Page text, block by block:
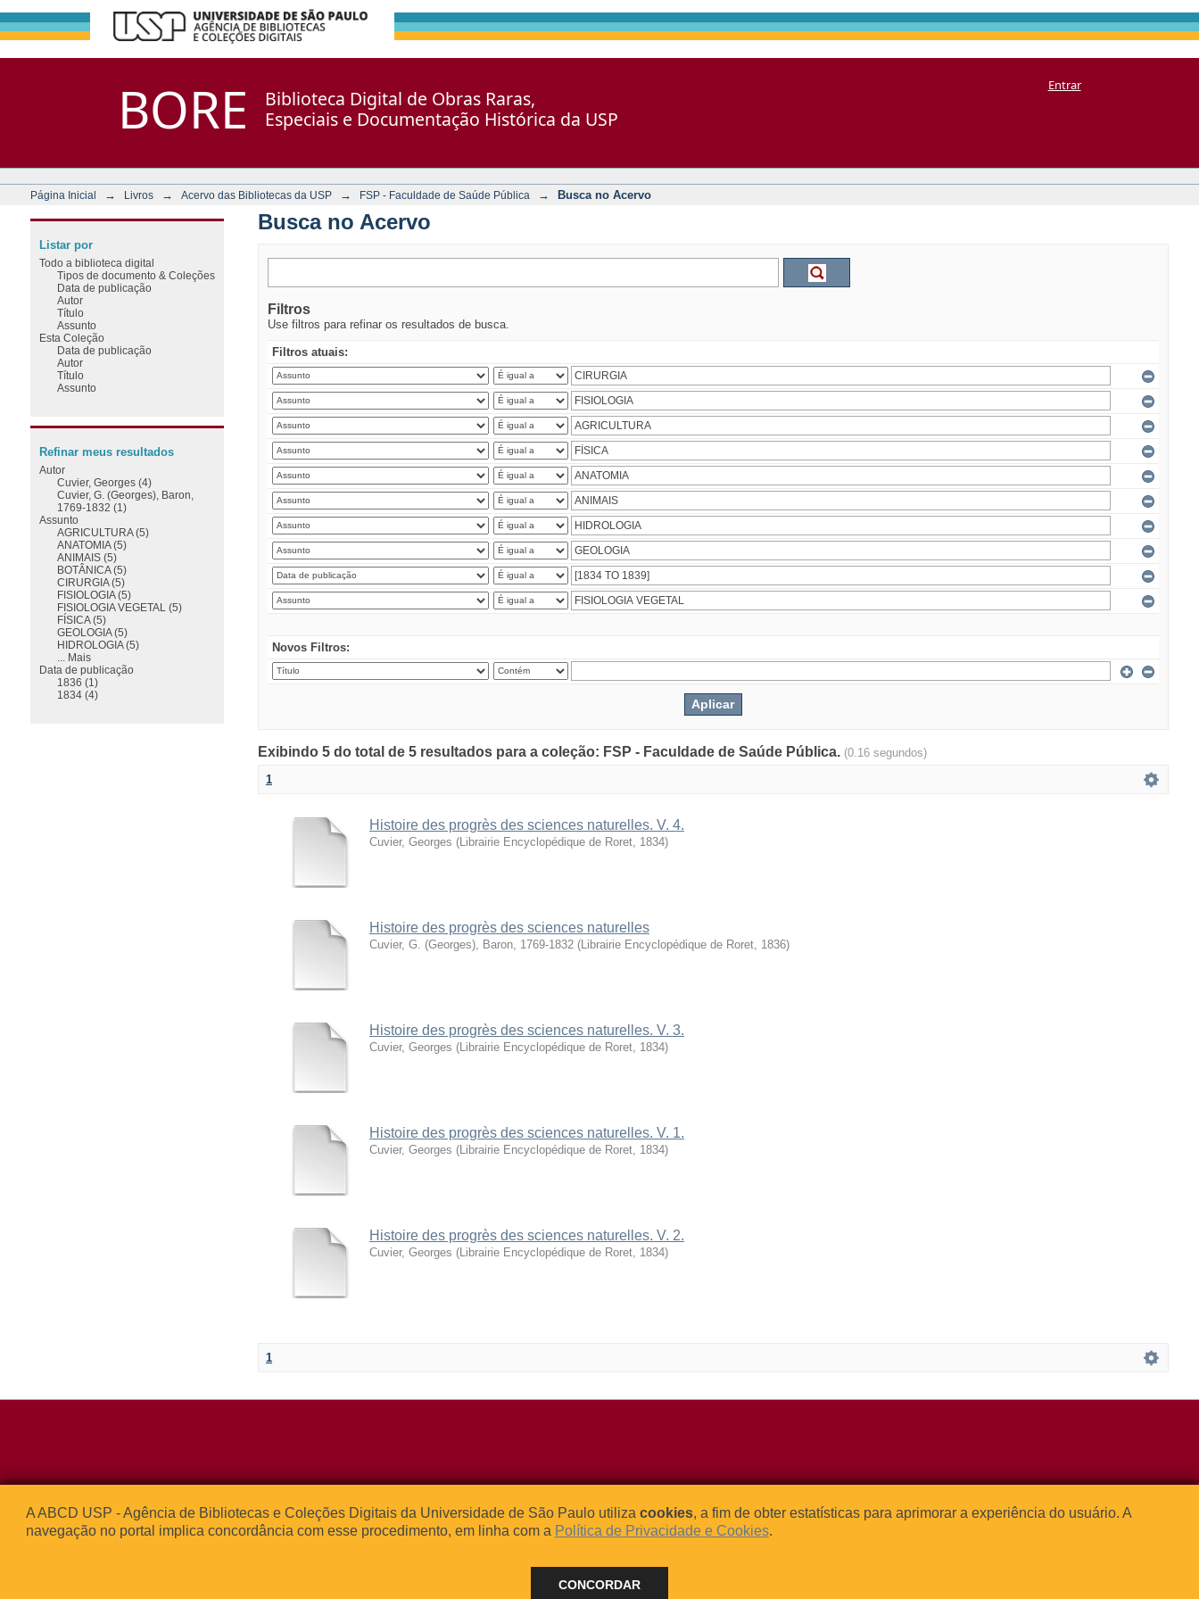
BORE
Biblioteca Digital de Obras Raras,
Especiais e Documentação Histórica da USP
Entrar
Página Inicial → Livros → Acervo das Bibliotecas da USP → FSP - Faculdade de Saúde Pública → Busca no Acervo
Busca no Acervo
Filtros
Use filtros para refinar os resultados de busca.
Filtros atuais:
Novos Filtros:
Exibindo 5 do total de 5 resultados para a coleção: FSP - Faculdade de Saúde Pública. (0.16 segundos)
1
Histoire des progrès des sciences naturelles. V. 4.
Cuvier, Georges (Librairie Encyclopédique de Roret, 1834)
Histoire des progrès des sciences naturelles
Cuvier, G. (Georges), Baron, 1769-1832 (Librairie Encyclopédique de Roret, 1836)
Histoire des progrès des sciences naturelles. V. 3.
Cuvier, Georges (Librairie Encyclopédique de Roret, 1834)
Histoire des progrès des sciences naturelles. V. 1.
Cuvier, Georges (Librairie Encyclopédique de Roret, 1834)
Histoire des progrès des sciences naturelles. V. 2.
Cuvier, Georges (Librairie Encyclopédique de Roret, 1834)
1
Listar por
Todo a biblioteca digital
Tipos de documento & Coleções
Data de publicação
Autor
Título
Assunto
Esta Coleção
Data de publicação
Autor
Título
Assunto
Refinar meus resultados
Autor
Cuvier, Georges (4)
Cuvier, G. (Georges), Baron,
1769-1832 (1)
Assunto
AGRICULTURA (5)
ANATOMIA (5)
ANIMAIS (5)
BOTÂNICA (5)
CIRURGIA (5)
FISIOLOGIA (5)
FISIOLOGIA VEGETAL (5)
FÍSICA (5)
GEOLOGIA (5)
HIDROLOGIA (5)
... Mais
Data de publicação
1836 (1)
1834 (4)
Rua da Praça do Relógio, 109 – Bloco L
05508-050 – Cidade Universitária
São Paulo, SP – Brasil
Tel: (0xx11) 3091-4195 / (0xx11) 3091-1541
Fax: (0xx11) 3091-1567
E-mail:atendimento@abcd.usp.br
  
A ABCD USP - Agência de Bibliotecas e Coleções Digitais da Universidade de São Paulo utiliza cookies, a fim de obter estatísticas para aprimorar a experiência do usuário. A
navegação no portal implica concordância com esse procedimento, em linha com a Política de Privacidade e Cookies.
CONCORDAR